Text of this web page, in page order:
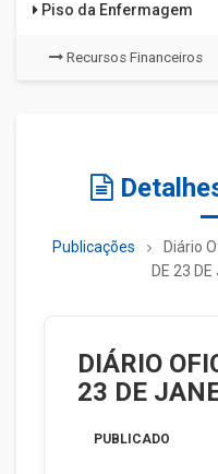
Piso da Enfermagem
Recursos Financeiros
Publicações Diário
DE 23
DIÁRIO
23 DE
PUBLICADO